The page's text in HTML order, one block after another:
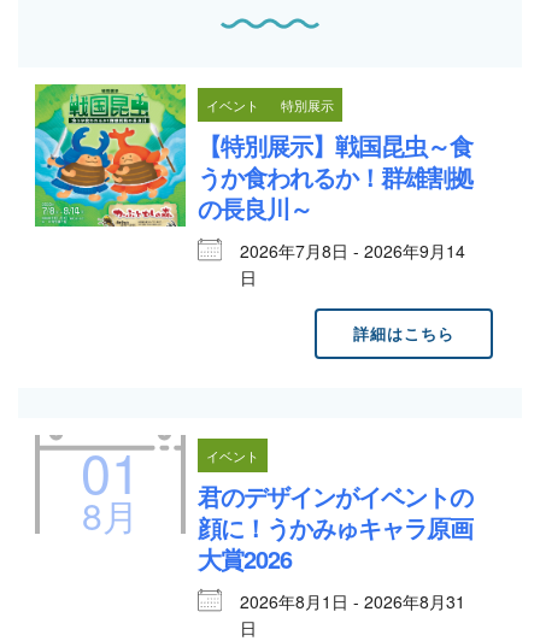
イベント 特別展示
【特別展示】戦国昆虫～食
うか食われるか！群雄割拠
の長良川～
2026年7月8日 - 2026年9月14
日
詳細はこちら
01
8月
イベント
君のデザインがイベントの
顔に！うかみゅキャラ原画
大賞2026
2026年8月1日 - 2026年8月31
日